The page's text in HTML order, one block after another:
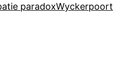
paradoxWyckerpoort